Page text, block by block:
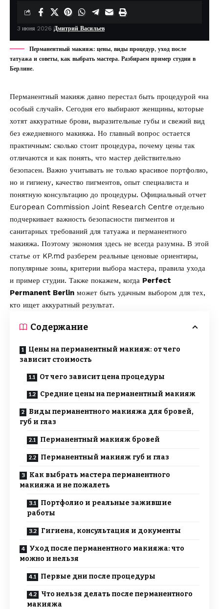
3 июня 2026 Дмитрий Васильев
Перманентный макияж: цены, виды процедур, уход после
татуажа и советы, как выбрать мастера. Разбираем пример студии в
Берлине.
Перманентный макияж давно перестал быть процедурой «на
особый случай». Сегодня его выбирают женщины, которые
хотят аккуратные брови, выразительные губы и свежий вид
без ежедневного макияжа. Но главный вопрос остается
практичным: сколько стоит процедура, почему цены так
отличаются и как понять, что мастер действительно
безопасен. Важно учитывать не только красивое портфолио,
но и гигиену, качество пигментов, опыт специалиста и
понятную консультацию до процедуры. Официальный отчет
European Commission Joint Research Centre отдельно
подчеркивает важность безопасности пигментов и
санитарных требований для татуажа и перманентного
макияжа. Поэтому экономия здесь не всегда разумна. В этой
статье от KP.md разберем реальные ценовые ориентиры,
популярные зоны, критерии выбора мастера, правила ухода
и пример студии. Также покажем, когда Perfect
Permanent Berlin может быть удачным выбором для тех,
кто ищет аккуратный результат.
Содержание
Цены на перманентный макияж: от чего
зависит стоимость
От чего зависит цена процедуры
Средние цены на перманентный макияж
Виды перманентного макияжа для бровей,
губ и глаз
Перманентный макияж бровей
Перманентный макияж губ и глаз
Как выбрать мастера перманентного
макияжа и не пожалеть
Портфолио и реальные зажившие
работы
Гигиена, консультация и документы
Уход после перманентного макияжа: что
можно и нельзя
Первые дни после процедуры
Что нельзя делать после перманентного
макияжа